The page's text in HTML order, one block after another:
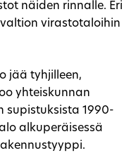
näiden rinnalle. Eri
virastotaloihin
jää tyhjilleen,
yhteiskunnan
supistuksista 1990-
alkuperäisessä